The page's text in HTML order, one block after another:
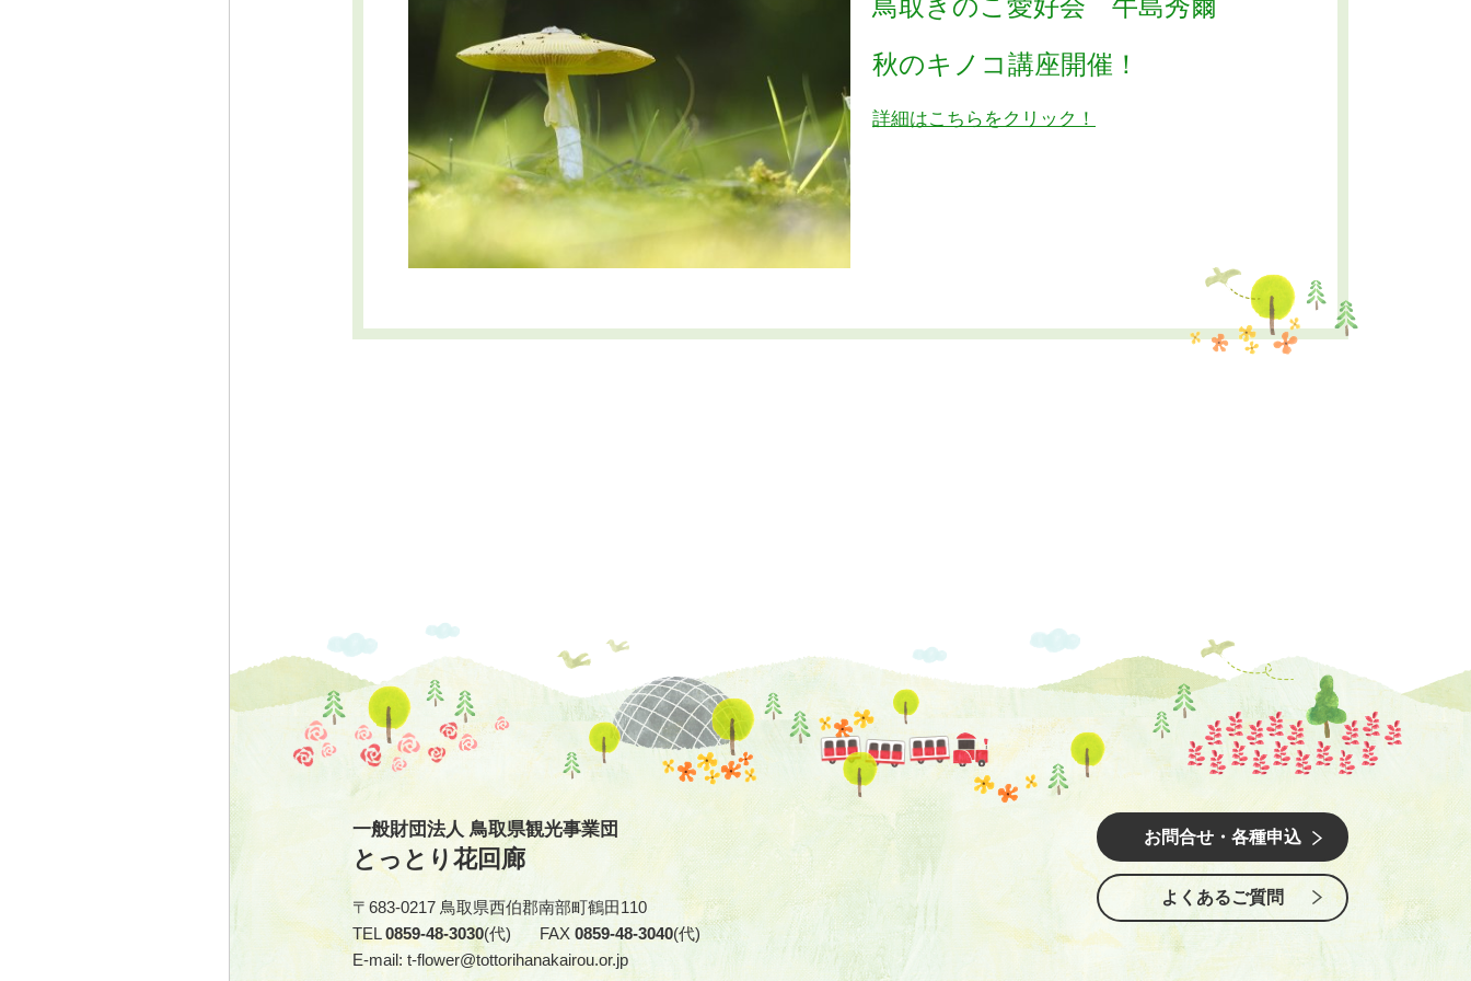
鳥取きのこ愛好会 牛島秀爾
秋のキノコ講座開催！
詳細はこちらをクリック！
一般財団法人 鳥取県観光事業団
とっとり花回廊
〒683-0217 鳥取県西伯郡南部町鶴田110
TEL0859-48-3030(代) FAX 0859-48-3040(代)
E-mail: t-flower@tottorihanakairou.or.jp
お問合せ・各種申込
よくあるご質問